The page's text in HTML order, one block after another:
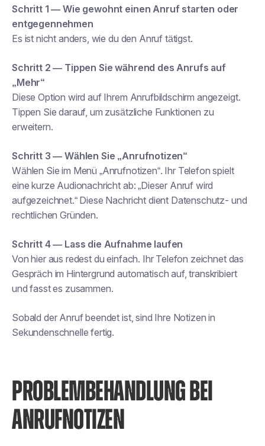
Schritt 1 — Wie gewohnt einen Anruf starten oder
entgegennehmen
Es ist nicht anders, wie du den Anruf tätigst.
Schritt 2 — Tippen Sie während des Anrufs auf
„Mehr“
Diese Option wird auf Ihrem Anrufbildschirm angezeigt.
Tippen Sie darauf, um zusätzliche Funktionen zu
erweitern.
Schritt 3 — Wählen Sie „Anrufnotizen“
Wählen Sie im Menü „Anrufnotizen“. Ihr Telefon spielt
eine kurze Audionachricht ab: „Dieser Anruf wird
aufgezeichnet.“ Diese Nachricht dient Datenschutz- und
rechtlichen Gründen.
Schritt 4 — Lass die Aufnahme laufen
Von hier aus redest du einfach. Ihr Telefon zeichnet das
Gespräch im Hintergrund automatisch auf, transkribiert
und fasst es zusammen.
Sobald der Anruf beendet ist, sind Ihre Notizen in
Sekundenschnelle fertig.
PROBLEMBEHANDLUNG BEI
ANRUFNOTIZEN